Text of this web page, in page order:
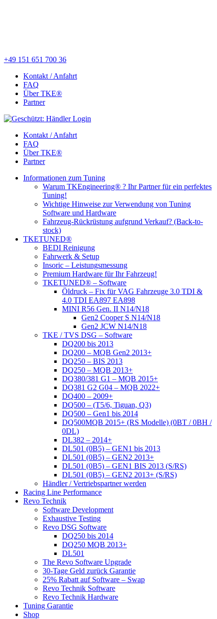
+49 151 651 700 36
Kontakt / Anfahrt
FAQ
Über TKE®
Partner
Kontakt / Anfahrt
FAQ
Über TKE®
Partner
Informationen zum Tuning
Warum TKEngineering® ? Ihr Partner für ein perfektes
Tuning!
Wichtige Hinweise zur Verwendung von Tuning
Software und Hardware
Fahrzeug-Rückrüstung aufgrund Verkauf? (Back-to-
stock)
TKETUNED®
BEDI Reinigung
Fahrwerk & Setup
Insoric – Leistungsmessung
Premium Hardware für Ihr Fahrzeug!
TKETUNED® – Software
Öldruck – Fix für VAG Fahrzeuge 3.0 TDI &
4.0 TDI EA897 EA898
MINI R56 Gen. II N14/N18
Gen2 Cooper S N14/N18
Gen2 JCW N14/N18
TKE / TVS DSG – Software
DQ200 bis 2013
DQ200 – MQB Gen2 2013+
DQ250 – BIS 2013
DQ250 – MQB 2013+
DQ380/381 G1 – MQB 2015+
DQ381 G2 G04 – MQB 2022+
DQ400 – 2009+
DQ500 – (T5/6, Tiguan, Q3)
DQ500 – Gen1 bis 2014
DQ500MQB 2015+ (RS Modelle) (0BT / 0BH /
0DL)
DL382 – 2014+
DL501 (0B5) – GEN1 bis 2013
DL501 (0B5) – GEN2 2013+
DL501 (0B5) – GEN1 BIS 2013 (S/RS)
DL501 (0B5) – GEN2 2013+ (S/RS)
Händler / Vertriebspartner werden
Racing Line Performance
Revo Technik
Software Development
Exhaustive Testing
Revo DSG Software
DQ250 bis 2014
DQ250 MQB 2013+
DL501
The Revo Software Upgrade
30-Tage Geld zurück Garantie
25% Rabatt auf Software – Swap
Revo Technik Software
Revo Technik Hardware
Tuning Garantie
Shop